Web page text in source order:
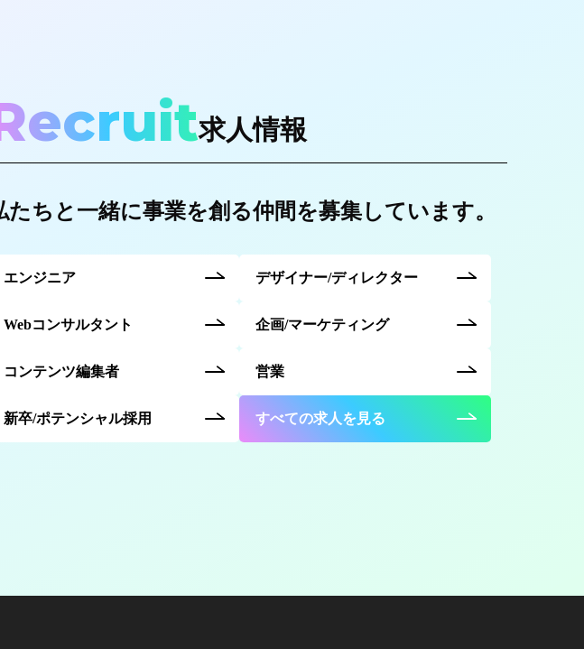
求人情報
たちと一緒に事業を創る仲間を募集しています。
エンジニア デザイナー/ディレクター
Webコンサルタント 企画/マーケティング
コンテンツ編集者 営業
新卒/ポテンシャル採用 すべての求人を見る